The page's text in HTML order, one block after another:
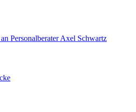
Personalberater Axel Schwartz